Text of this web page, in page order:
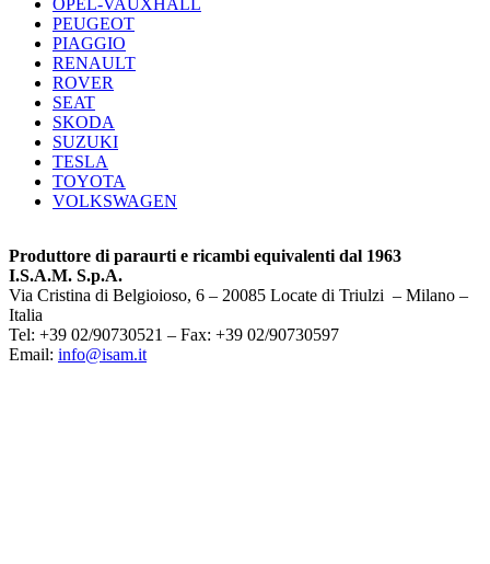
OPEL-VAUXHALL
PEUGEOT
PIAGGIO
RENAULT
ROVER
SEAT
SKODA
SUZUKI
TESLA
TOYOTA
VOLKSWAGEN
Produttore di paraurti e ricambi equivalenti dal 1963
I.S.A.M. S.p.A.
Via Cristina di Belgioioso, 6 – 20085 Locate di Triulzi – Milano –
Italia
Tel: +39 02/90730521 – Fax: +39 02/90730597
Email: info@isam.it